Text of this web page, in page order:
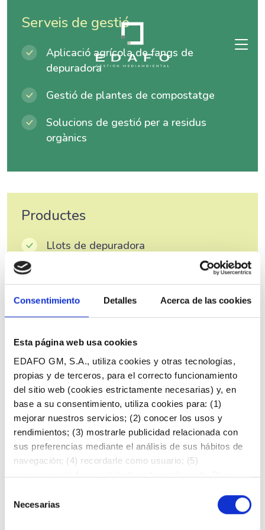
Consentimiento Detalles Acerca de las cookies
Esta página web usa cookies
EDAFO GM, S.A., utiliza cookies y otras tecnologías,
propias y de terceros, para el correcto funcionamiento
del sitio web (cookies estrictamente necesarias) y, en
base a su consentimiento, utiliza cookies para: (1)
mejorar nuestros servicios; (2) conocer los usos y
rendimientos; (3) mostrarle publicidad relacionada con
sus preferencias mediante el análisis de sus hábitos de
navegación; (4) recordarle como usuario; (5)
proporcionarle funcionalidades adicionales, etc. Para
Política de Cookies
. Puede aceptar todas las Cookies
Necesarias
Serveis de gestió
Aplicació agrícola de fangs de
depuradora
Gestió de plantes de compostatge
Solucions de gestió per a residus
orgànics
Productes
Llots de depuradora
Compost EDAFORTE